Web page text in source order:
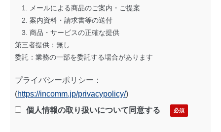
1. メールによる商品のご案内・ご提案
2. 案内資料・請求書等の送付
3. 商品・サービスの正確な提供
第三者提供：無し
委託：業務の一部を委託する場合があります
プライバシーポリシー：
(https://incomm.jp/privacypolicy/)
個人情報の取り扱いについて同意する